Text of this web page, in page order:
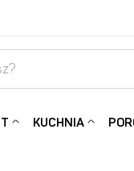
KUCHNIA